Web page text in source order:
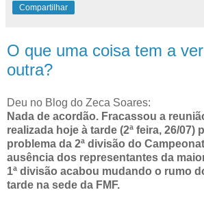
Compartilhar
O que uma coisa tem a
outra?
Deu no Blog do Zeca Soares:
Nada de acordão. Fracassou a
realizada hoje à tarde (2ª feira, 26/07)
problema da 2ª divisão do
ausência dos representantes da
1ª divisão acabou mudando o rumo
tarde na sede da FMF.